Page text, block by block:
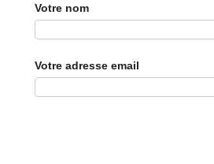
Votre nom
Votre adresse email